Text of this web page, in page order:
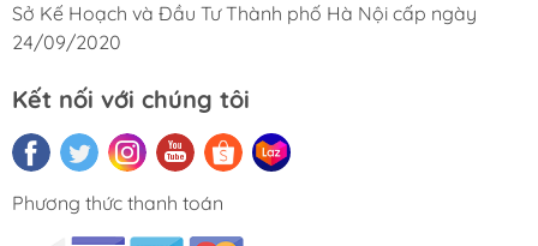
Sở Kế Hoạch và Đầu Tư Thành phố Hà Nội cấp ngày
24/09/2020
Kết nối với chúng tôi
Phương thức thanh toán